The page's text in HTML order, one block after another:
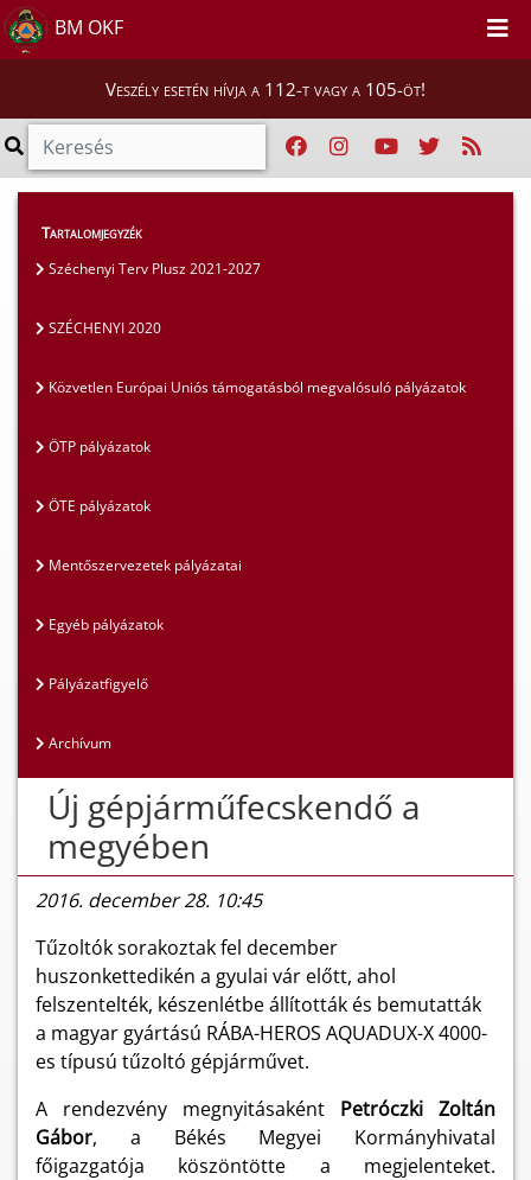
BM OKF
Veszély esetén hívja a 112-t vagy a 105-öt!
Szakmai tájékoztatók
SZÉCHENYI 2020
Tartalomjegyzék
Széchenyi Terv Plusz 2021-2027
SZÉCHENYI 2020
Közvetlen Európai Uniós támogatásból megvalósuló pályázatok
ÖTP pályázatok
ÖTE pályázatok
Mentőszervezetek pályázatai
Egyéb pályázatok
Pályázatfigyelő
Archívum
Új gépjárműfecskendő a
megyében
2016. december 28. 10:45
Tűzoltók sorakoztak fel december
huszonkettedikén a gyulai vár előtt, ahol
felszentelték, készenlétbe állították és bemutatták
a magyar gyártású RÁBA-HEROS AQUADUX-X 4000-
es típusú tűzoltó gépjárművet.
A rendezvény megnyitásaként Petróczki Zoltán
Gábor, a Békés Megyei Kormányhivatal
főigazgatója köszöntötte a megjelenteket.